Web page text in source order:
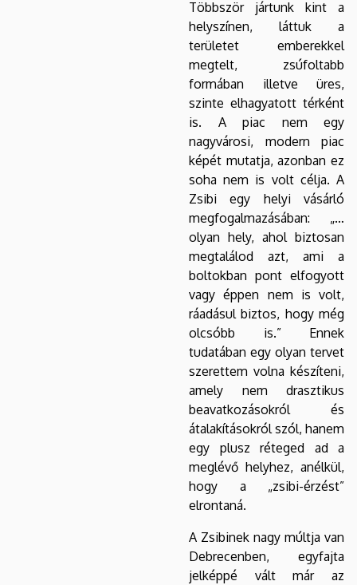
Többször jártunk kint a
helyszínen, láttuk a
területet emberekkel
megtelt, zsúfoltabb
formában illetve üres,
szinte elhagyatott térként
is. A piac nem egy
nagyvárosi, modern piac
képét mutatja, azonban ez
soha nem is volt célja. A
Zsibi egy helyi vásárló
megfogalmazásában: „…
olyan hely, ahol biztosan
megtalálod azt, ami a
boltokban pont elfogyott
vagy éppen nem is volt,
ráadásul biztos, hogy még
olcsóbb is.” Ennek
tudatában egy olyan tervet
szerettem volna készíteni,
amely nem drasztikus
beavatkozásokról és
átalakításokról szól, hanem
egy plusz réteged ad a
meglévő helyhez, anélkül,
hogy a „zsibi-érzést”
elrontaná.
A Zsibinek nagy múltja van
Debrecenben, egyfajta
jelképpé vált már az